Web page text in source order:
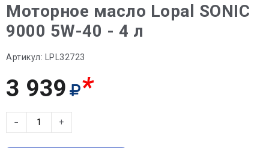
Моторное масло Lopal SONIC
9000 5W-40 - 4 л
Артикул: LPL32723
3 939 *
− +